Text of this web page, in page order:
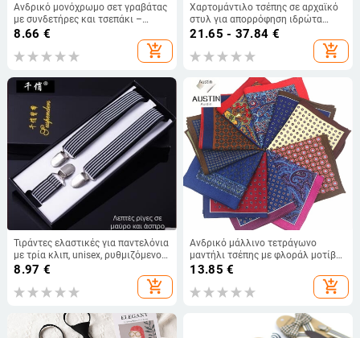
Ανδρικό μονόχρωμο σετ γραβάτας
με συνδετήρες και τσεπάκι –
πολυεστερική ίνα, στυλ βέλος
8.66 €
add_shopping_cart
Χαρτομάντιλο τσέπης σε αρχαϊκό
στυλ για απορρόφηση ιδρώτα
(Έτοιμο απόθεμα, Unique, Ενήλικοι,
21.65 - 37.84 €
add_shopping_cart
Τιράντες ελαστικές για παντελόνια
με τρία κλιπ, unisex, ρυθμιζόμενος
μήκος, ισχυρή ελαστικότητα
8.97 €
add_shopping_cart
Ανδρικό μάλλινο τετράγωνο
μαντήλι τσέπης με φλοράλ μοτίβο,
μοντέρνο στυλ, εκτυπωμένο
13.85 €
add_shopping_cart